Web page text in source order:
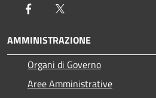
Facebook
AMMINISTRAZIONE
Organi di Governo
Aree Amministrative